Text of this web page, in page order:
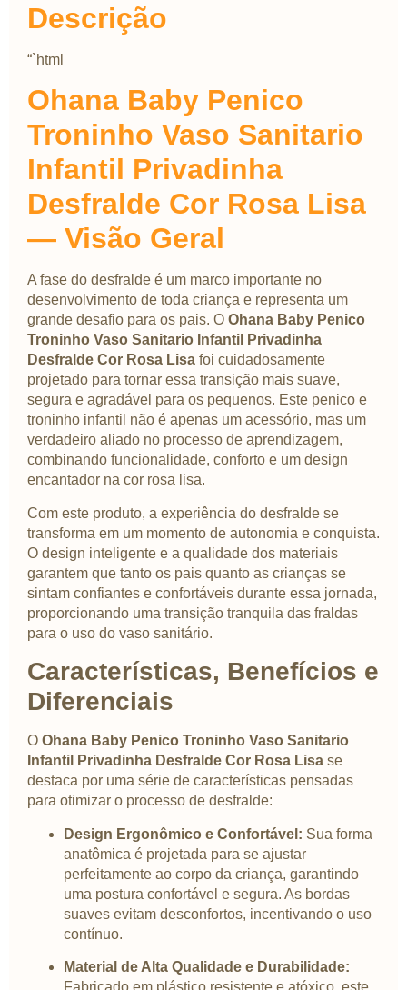
Descrição
“`html
Ohana Baby Penico
Troninho Vaso Sanitario
Infantil Privadinha
Desfralde Cor Rosa Lisa
— Visão Geral
A fase do desfralde é um marco importante no
desenvolvimento de toda criança e representa um
grande desafio para os pais. O Ohana Baby Penico
Troninho Vaso Sanitario Infantil Privadinha
Desfralde Cor Rosa Lisa foi cuidadosamente
projetado para tornar essa transição mais suave,
segura e agradável para os pequenos. Este penico e
troninho infantil não é apenas um acessório, mas um
verdadeiro aliado no processo de aprendizagem,
combinando funcionalidade, conforto e um design
encantador na cor rosa lisa.
Com este produto, a experiência do desfralde se
transforma em um momento de autonomia e conquista.
O design inteligente e a qualidade dos materiais
garantem que tanto os pais quanto as crianças se
sintam confiantes e confortáveis durante essa jornada,
proporcionando uma transição tranquila das fraldas
para o uso do vaso sanitário.
Características, Benefícios e
Diferenciais
O Ohana Baby Penico Troninho Vaso Sanitario
Infantil Privadinha Desfralde Cor Rosa Lisa se
destaca por uma série de características pensadas
para otimizar o processo de desfralde:
Design Ergonômico e Confortável: Sua forma
anatômica é projetada para se ajustar
perfeitamente ao corpo da criança, garantindo
uma postura confortável e segura. As bordas
suaves evitam desconfortos, incentivando o uso
contínuo.
Material de Alta Qualidade e Durabilidade:
Fabricado em plástico resistente e atóxico, este